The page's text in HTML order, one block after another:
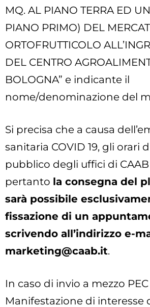
MQ. AL PIANO TERRA ED
PIANO PRIMO) DEL
ORTOFRUTTICOLO
DEL CENTRO
BOLOGNA” e indicante il
nome/denominazione del
Si precisa che a causa
sanitaria COVID 19, gli orari
pubblico degli uffici di
pertanto la consegna del
sarà possibile
fissazione di un
scrivendo all’indirizzo e-
marketing@caab.it.
In caso di invio a mezzo PEC
Manifestazione di interesse